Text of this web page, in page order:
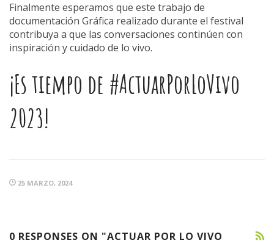
Finalmente esperamos que este trabajo de
documentación Gráfica realizado durante el festival
contribuya a que las conversaciones continúen con
inspiración y cuidado de lo vivo.
¡Es tiempo de #ActuarPorLoVivo
2023!
25 MARZO, 2024
0 RESPONSES ON "ACTUAR POR LO VIVO